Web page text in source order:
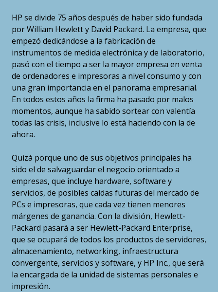
HP se divide 75 años después de haber sido fundada
por William Hewlett y David Packard. La empresa, que
empezó dedicándose a la fabricación de
instrumentos de medida electrónica y de laboratorio,
pasó con el tiempo a ser la mayor empresa en venta
de ordenadores e impresoras a nivel consumo y con
una gran importancia en el panorama empresarial.
En todos estos años la firma ha pasado por malos
momentos, aunque ha sabido sortear con valentía
todas las crisis, inclusive lo está haciendo con la de
ahora.
Quizá porque uno de sus objetivos principales ha
sido el de salvaguardar el negocio orientado a
empresas, que incluye hardware, software y
servicios, de posibles caídas futuras del mercado de
PCs e impresoras, que cada vez tienen menores
márgenes de ganancia. Con la división, Hewlett-
Packard pasará a ser Hewlett-Packard Enterprise,
que se ocupará de todos los productos de servidores,
almacenamiento, networking, infraestructura
convergente, servicios y software, y HP Inc., que será
la encargada de la unidad de sistemas personales e
impresión.